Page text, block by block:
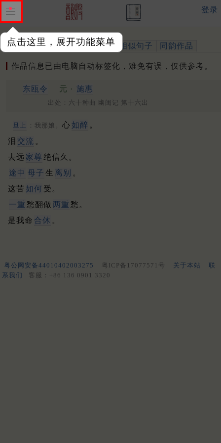
点击这里，展开功能菜单
登录
作品 标注四声 出处、引用 相似句子 同韵作品
作品信息已由电脑自动标签化，难免有误，仅供参考。
东瓯 令 元 · 施惠
出处：六十种曲 幽闺记 第十六出
旦上 ：我那娘。 心如醉 。
泪 交流 。
去远 家尊 绝信久。
途中 母子 生 离别 。
这苦 如何 受。
一重 愁翻做 两重 愁。
是我命 合休 。
粤公网安备44010402003275 粤ICP备17077571号 关于本站
联
系我们
客服：+86 136 0901 3320